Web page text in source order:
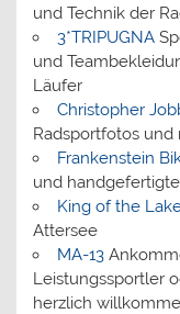
und Technik der
3*TRIPUGNA
und
Läufer
Christopher
Radsportfotos
Frankenstein
und
King of the
Attersee
MA-13
Leistungssportler
herzlich